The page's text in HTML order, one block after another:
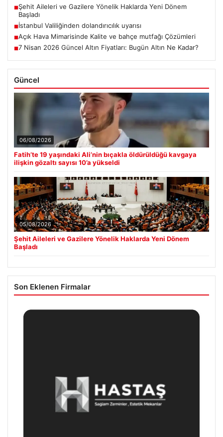
■Şehit Aileleri ve Gazilere Yönelik Haklarda Yeni Dönem
Başladı
■İstanbul Valiliğinden dolandırıcılık uyarısı
■Açık Hava Mimarisinde Kalite ve bahçe mutfağı Çözümleri
■7 Nisan 2026 Güncel Altın Fiyatları: Bugün Altın Ne Kadar?
Güncel
06/08/2026
Fatih’te 19 yaşındaki Ali’nin bıçakla öldürüldüğü kavgaya
ilişkin gözaltı sayısı 10’a yükseldi
05/08/2026
Şehit Aileleri ve Gazilere Yönelik Haklarda Yeni Dönem
Başladı
Son Eklenen Firmalar